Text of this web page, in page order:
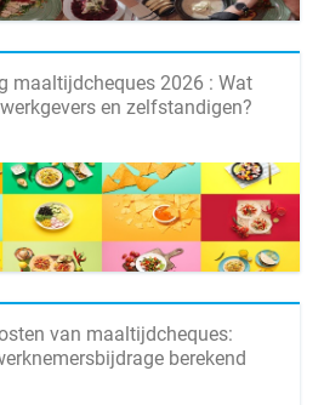
maaltijdcheques 2026 : Wat
en zelfstandigen?
van maaltijdcheques:
berekend